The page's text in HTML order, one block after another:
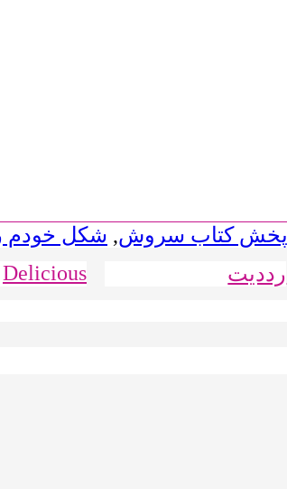
پخش کتاب سروش, شکل خودم
رددیت Delicious